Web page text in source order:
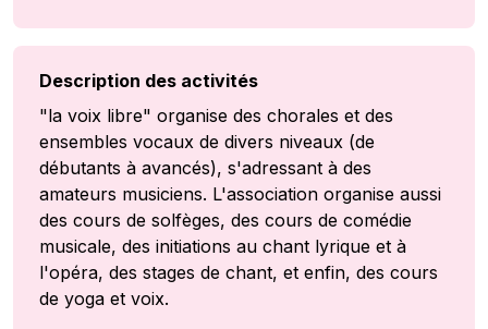
Description des activités
"la voix libre" organise des chorales et des
ensembles vocaux de divers niveaux (de
débutants à avancés), s'adressant à des
amateurs musiciens. L'association organise aussi
des cours de solfèges, des cours de comédie
musicale, des initiations au chant lyrique et à
l'opéra, des stages de chant, et enfin, des cours
de yoga et voix.